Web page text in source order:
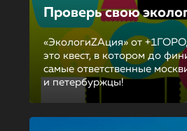
Проверь свою
«ЭкологиZAция» от
это квест, в котором до
самые ответственные
и петербуржцы!